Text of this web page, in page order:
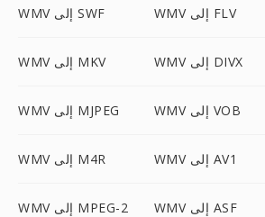
WMV إلى SWF WMV إلى FLV
WMV إلى MKV WMV إلى DIVX
WMV إلى MJPEG WMV إلى VOB
WMV إلى M4R WMV إلى AV1
WMV إلى MPEG-2 WMV إلى ASF